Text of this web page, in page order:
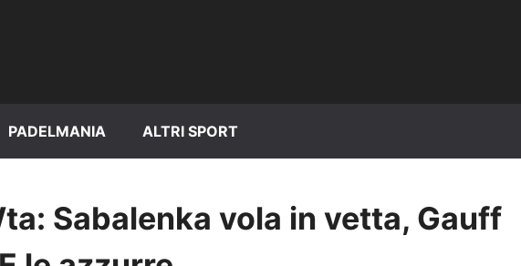
PADELMANIA ALTRI SPORT
Sabalenka vola in vetta, Gauff